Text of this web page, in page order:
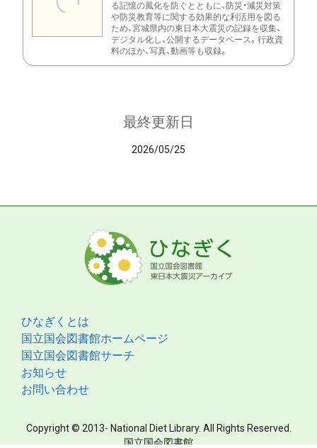
る記憶の風化を防ぐとともに、防災・減災対策
や防災教育等に関する効果的な利活用を図る
ため、宮城県内の東日本大震災の記録を収集、
デジタル化し、公開するデータベース。行政資
料のほか、写真、動画等も収録。
最終更新日
2026/05/25
ひなぎくとは
国立国会図書館ホームページ
国立国会図書館サーチ
お知らせ
お問い合わせ
Copyright © 2013- National Diet Library. All Rights Reserved.